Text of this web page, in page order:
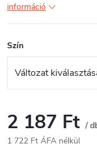
információ
Szín
2 187 Ft /
1 722 Ft ÁFA nélkül